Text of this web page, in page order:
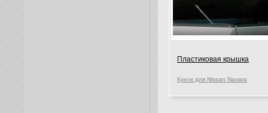
Пластиковая крышка
Кунги для Nissan Navara